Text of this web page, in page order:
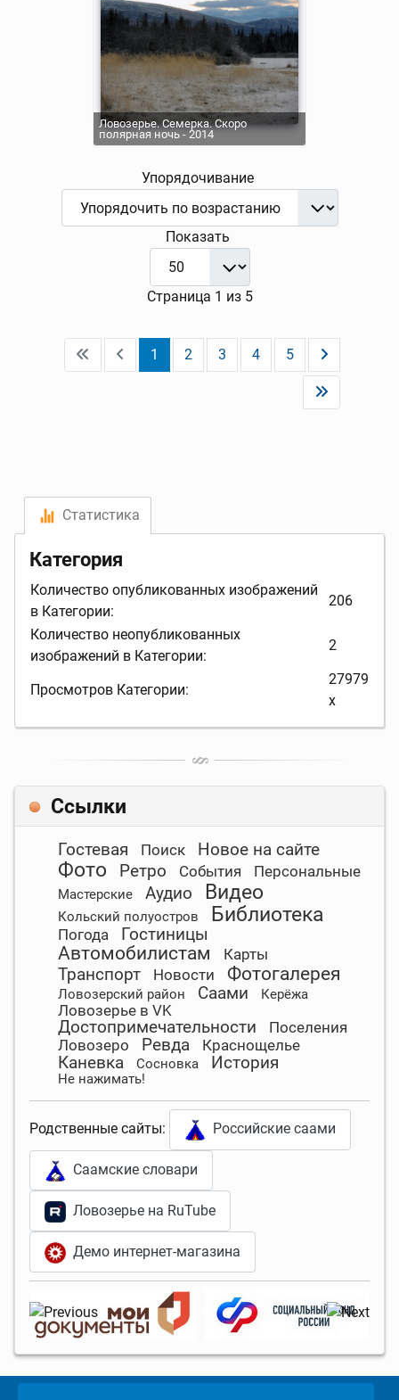
Ловозерье. Семерка. Скоро
полярная ночь - 2014
Упорядочивание
Показать
Страница 1 из 5
1 2 3 4 5
Статистика
Категория
Количество опубликованных изображений
в Категории:
206
Количество неопубликованных
изображений в Категории:
2
Просмотров Категории:
27979
x
Ссылки
Гостевая Поиск Новое на сайте
Фото Ретро События Персональные
Мастерские Аудио Видео
Кольский полуостров Библиотека
Погода Гостиницы
Автомобилистам Карты
Транспорт Новости Фотогалерея
Ловозерский район Саами Керёжа
Ловозерье в VK
Достопримечательности
Поселения
Ловозеро
Ревда Краснощелье
Каневка Сосновка История
Не нажимать!
Родственные сайты: Российские саами
Саамские словари
Ловозерье на RuTube
Демо интернет-магазина